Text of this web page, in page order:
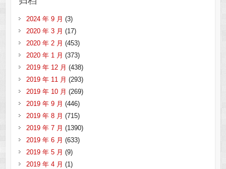
2024 年 9 月 (3)
2020 年 3 月 (17)
2020 年 2 月 (453)
2020 年 1 月 (373)
2019 年 12 月 (438)
2019 年 11 月 (293)
2019 年 10 月 (269)
2019 年 9 月 (446)
2019 年 8 月 (715)
2019 年 7 月 (1390)
2019 年 6 月 (633)
2019 年 5 月 (9)
2019 年 4 月 (1)